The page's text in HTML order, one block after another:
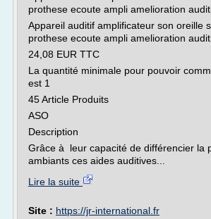
prothese ecoute ampli amelioration
Appareil auditif amplificateur son oreille
prothese ecoute ampli amelioration
24,08 EUR TTC
La quantité minimale pour pouvoir
est 1
45 Article Produits
ASO
Description
Grâce à leur capacité de différencier la
ambiants ces aides auditives...
Lire la suite
Site : https://jr-international.fr